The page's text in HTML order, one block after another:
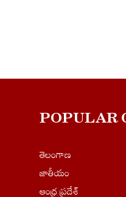
POPULAR
తెలంగాణ
జాతీయం
ఆంధ్ర ప్రదేశ్